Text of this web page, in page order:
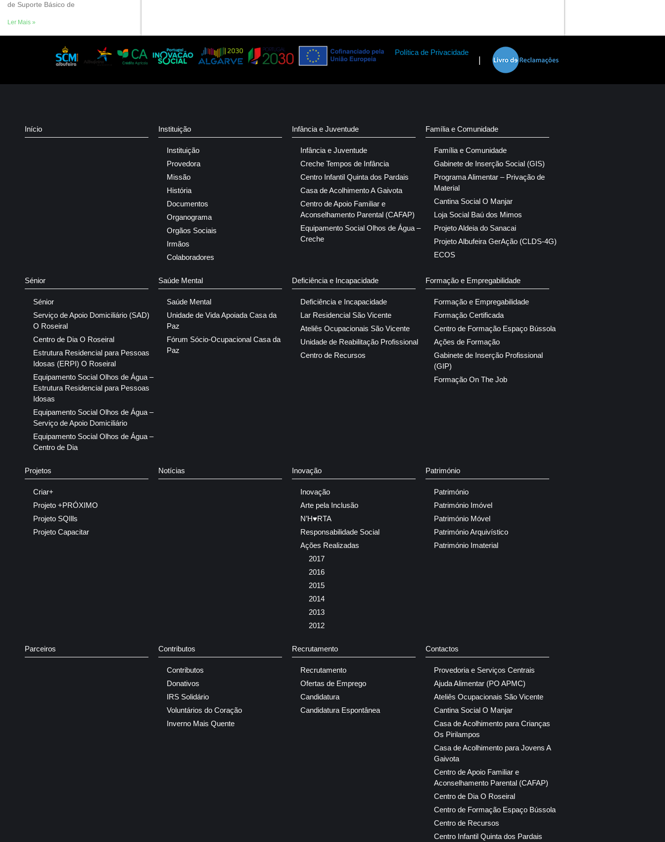
de Suporte Básico de
Ler Mais »
Política de Privacidade
|
Início Instituição
Instituição
Provedora
Missão
História
Documentos
Organograma
Orgãos Sociais
Irmãos
Colaboradores
Infância e Juventude
Infância e Juventude
Creche Tempos de Infância
Centro Infantil Quinta dos Pardais
Casa de Acolhimento A Gaivota
Centro de Apoio Familiar e
Aconselhamento Parental (CAFAP)
Equipamento Social Olhos de Água –
Creche
Família e Comunidade
Família e Comunidade
Gabinete de Inserção Social (GIS)
Programa Alimentar – Privação de
Material
Cantina Social O Manjar
Loja Social Baú dos Mimos
Projeto Aldeia do Sanacai
Projeto Albufeira GerAção (CLDS-4G)
ECOS
Sénior
Sénior
Serviço de Apoio Domiciliário (SAD)
O Roseiral
Centro de Dia O Roseiral
Estrutura Residencial para Pessoas
Idosas (ERPI) O Roseiral
Equipamento Social Olhos de Água –
Estrutura Residencial para Pessoas
Idosas
Equipamento Social Olhos de Água –
Serviço de Apoio Domiciliário
Equipamento Social Olhos de Água –
Centro de Dia
Saúde Mental
Saúde Mental
Unidade de Vida Apoiada Casa da
Paz
Fórum Sócio-Ocupacional Casa da
Paz
Deficiência e Incapacidade
Deficiência e Incapacidade
Lar Residencial São Vicente
Ateliês Ocupacionais São Vicente
Unidade de Reabilitação Profissional
Centro de Recursos
Formação e Empregabilidade
Formação e Empregabilidade
Formação Certificada
Centro de Formação Espaço Bússola
Ações de Formação
Gabinete de Inserção Profissional
(GIP)
Formação On The Job
Projetos
Criar+
Projeto +PRÓXIMO
Projeto SQIlls
Projeto Capacitar
Notícias Inovação
Inovação
Arte pela Inclusão
N’H♥RTA
Responsabilidade Social
Ações Realizadas
2017
2016
2015
2014
2013
2012
Património
Património
Património Imóvel
Património Móvel
Património Arquivístico
Património Imaterial
Parceiros Contributos
Contributos
Donativos
IRS Solidário
Voluntários do Coração
Inverno Mais Quente
Recrutamento
Recrutamento
Ofertas de Emprego
Candidatura
Candidatura Espontânea
Contactos
Provedoria e Serviços Centrais
Ajuda Alimentar (PO APMC)
Ateliês Ocupacionais São Vicente
Cantina Social O Manjar
Casa de Acolhimento para Crianças
Os Pirilampos
Casa de Acolhimento para Jovens A
Gaivota
Centro de Apoio Familiar e
Aconselhamento Parental (CAFAP)
Centro de Dia O Roseiral
Centro de Formação Espaço Bússola
Centro de Recursos
Centro Infantil Quinta dos Pardais